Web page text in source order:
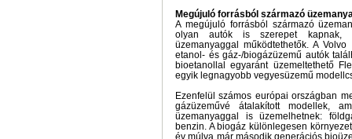
Megújuló forrásból származó
A megújuló forrásból származó
olyan autók is szerepet kapnak,
üzemanyaggal működtethetők. A
etanol- és gáz-/biogázüzemű autók
bioetanollal egyaránt üzemeltethető
egyik legnagyobb vegyesüzemű
Ezenfelül számos európai országban
gázüzeművé átalakított modellek,
üzemanyaggal is üzemelhetnek:
benzin. A biogáz különlegesen
év múlva már második generációs